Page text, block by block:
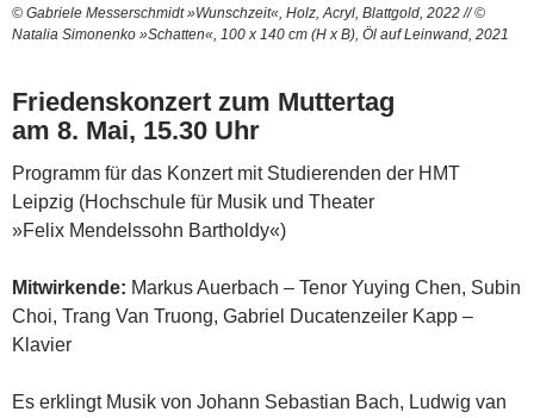
© Gabriele Messerschmidt »Wunschzeit«, Holz, Acryl, Blattgold, 2022 // ©
Natalia Simonenko »Schatten«, 100 x 140 cm (H x B), Öl auf Leinwand, 2021
Friedenskonzert zum Muttertag
am 8. Mai, 15.30 Uhr
Programm für das Konzert mit Studierenden der HMT
Leipzig (Hochschule für Musik und Theater
»Felix Mendelssohn Bartholdy«)
Mitwirkende: Markus Auerbach – Tenor Yuying Chen, Subin
Choi, Trang Van Truong, Gabriel Ducatenzeiler Kapp –
Klavier
Es erklingt Musik von Johann Sebastian Bach, Ludwig van